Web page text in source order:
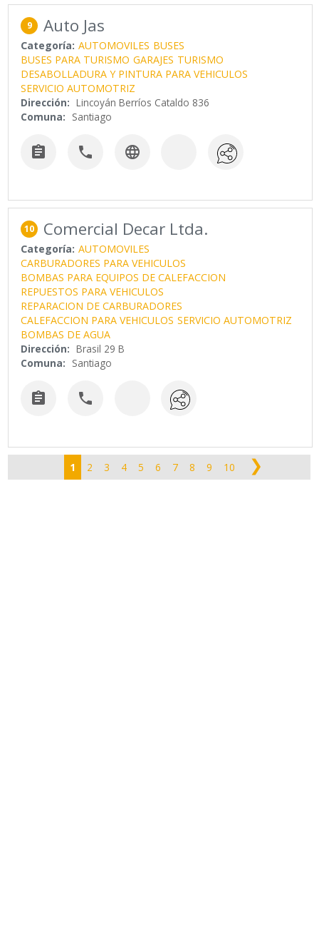
9 Auto Jas
Categoría: AUTOMOVILES BUSES
BUSES PARA TURISMO GARAJES TURISMO
DESABOLLADURA Y PINTURA PARA VEHICULOS
SERVICIO AUTOMOTRIZ
Dirección: Lincoyán Berríos Cataldo 836
Comuna: Santiago
  
10 Comercial Decar Ltda.
Categoría: AUTOMOVILES
CARBURADORES PARA VEHICULOS
BOMBAS PARA EQUIPOS DE CALEFACCION
REPUESTOS PARA VEHICULOS
REPARACION DE CARBURADORES
CALEFACCION PARA VEHICULOS SERVICIO AUTOMOTRIZ
BOMBAS DE AGUA
Dirección: Brasil 29 B
Comuna: Santiago
 
1 2 3 4 5 6 7 8 9 10 ❯